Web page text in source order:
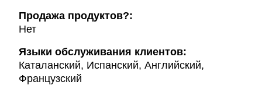
Продажа продуктов?:
Нет
Языки обслуживания клиентов:
Каталанский, Испанский, Английский,
Французский